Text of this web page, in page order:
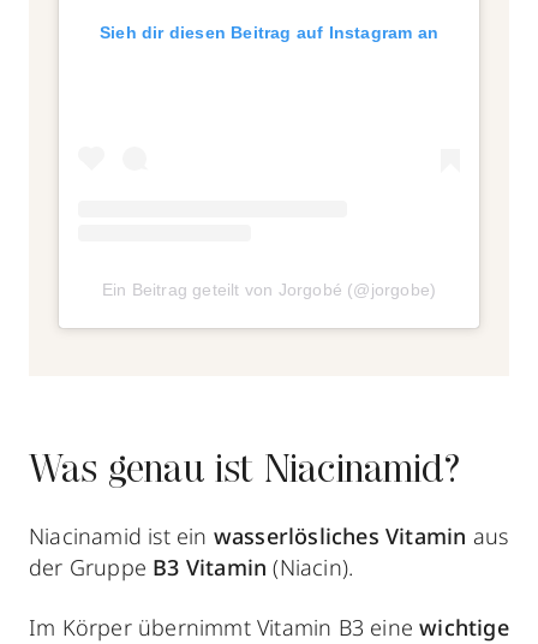
Sieh dir diesen Beitrag auf Instagram an
Ein Beitrag geteilt von Jorgobé (@jorgobe)
Was genau ist Niacinamid?
Niacinamid ist ein wasserlösliches Vitamin aus
der Gruppe B3 Vitamin (Niacin).
Im Körper übernimmt Vitamin B3 einewichtige